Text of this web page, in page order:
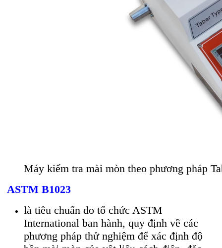
Máy kiểm tra mài mòn theo phương pháp
ASTM B1023
là tiêu chuẩn do tổ chức ASTM
International ban hành, quy định về các
phương pháp thử nghiệm để xác định độ